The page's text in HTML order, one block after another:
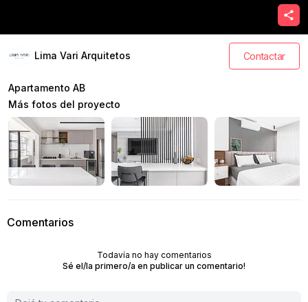
Lima Vari Arquitetos Contactar
Apartamento AB
Más fotos del proyecto
Comentarios
Todavía no hay comentarios
Sé el/la primero/a en publicar un comentario!